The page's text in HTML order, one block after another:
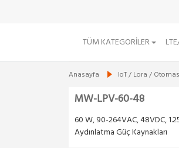
TÜM KATEGORILER
Anasayfa IoT / Lora /
MW-LPV-60-48
60 W, 90-264VAC, 48VDC,
Aydınlatma Güç Kaynakları